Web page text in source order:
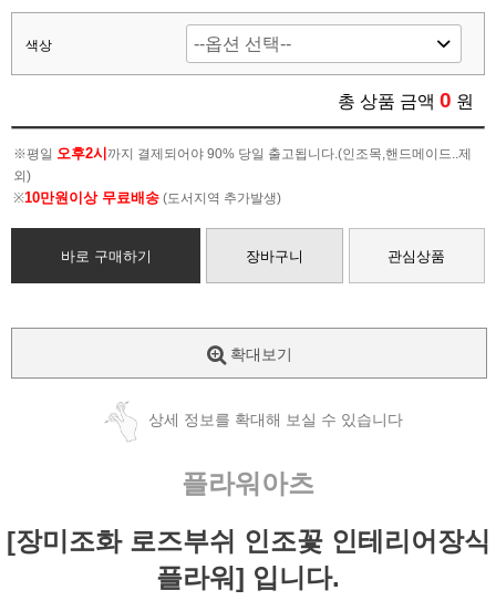
색상
총 상품 금액 0 원
※평일 오후2시 까지 결제되어야 90% 당일 출고됩니다.(인조목,핸드메이드..제
외)
※10만원이상 무료배송 (도서지역 추가발생)
바로 구매하기 장바구니 관심상품
확대보기
상세 정보를 확대해 보실 수 있습니다
플라워아츠
[장미조화 로즈부쉬 인조꽃 인테리어장식
플라워] 입니다.